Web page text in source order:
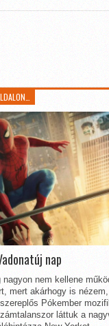
nap
nagyon nem kellene
mert akárhogy is
Pókember
láttuk a